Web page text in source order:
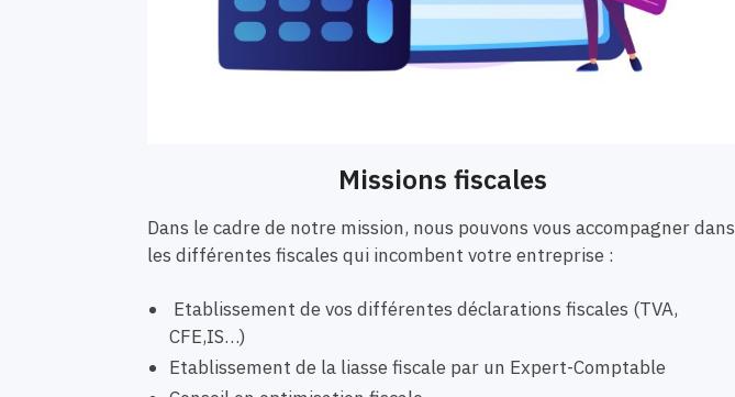
Missions fiscales
Dans le cadre de notre mission, nous pouvons vous accompagner dans
les différentes fiscales qui incombent votre entreprise :
Etablissement de vos différentes déclarations fiscales (TVA,
CFE,IS…)
Etablissement de la liasse fiscale par un Expert-Comptable